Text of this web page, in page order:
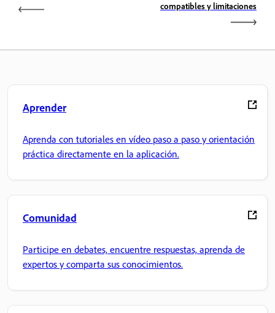
compatibles y limitaciones
Aprender
Aprenda con tutoriales en vídeo paso a paso y orientación
práctica directamente en la aplicación.
Comunidad
Participe en debates, encuentre respuestas, aprenda de
expertos y comparta sus conocimientos.